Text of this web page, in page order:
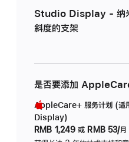
Studio Display - 纳
斜度的支架
是否要添加
AppleCare+ 服务计划 (适
Display)
RMB 1,249 或 RMB 53/